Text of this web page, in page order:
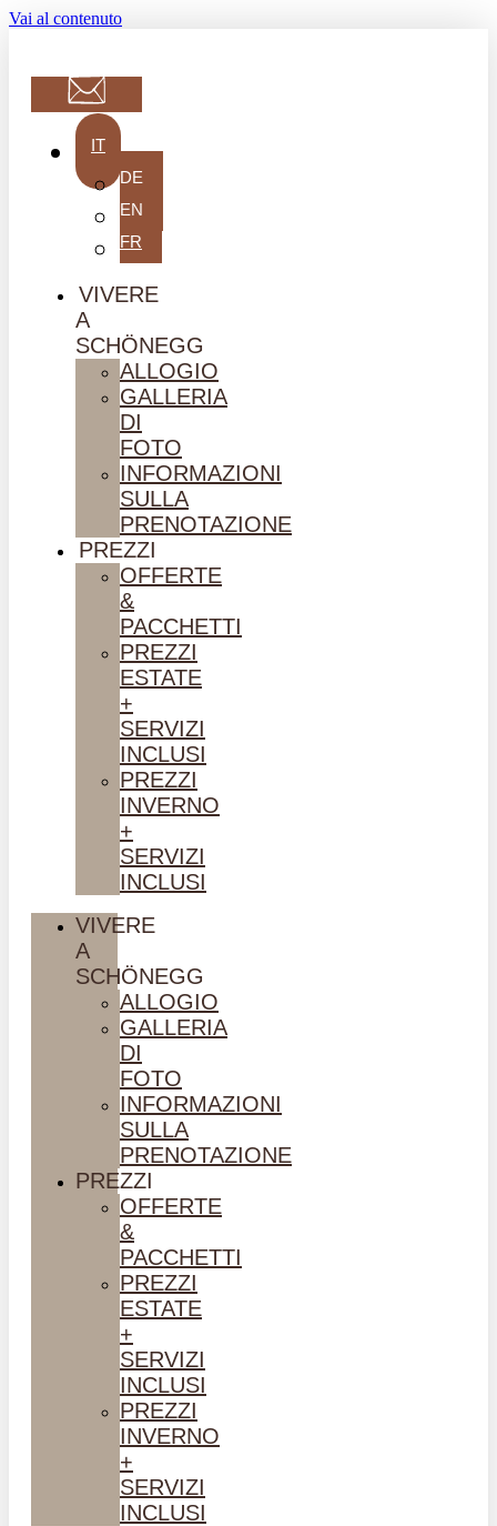
Vai al contenuto
IT
DE
EN
FR
VIVERE
A
SCHÖNEGG
ALLOGIO
GALLERIA
DI
FOTO
INFORMAZIONI
SULLA
PRENOTAZIONE
PREZZI
OFFERTE
&
PACCHETTI
PREZZI
ESTATE
+
SERVIZI
INCLUSI
PREZZI
INVERNO
+
SERVIZI
INCLUSI
VIVERE
A
SCHÖNEGG
ALLOGIO
GALLERIA
DI
FOTO
INFORMAZIONI
SULLA
PRENOTAZIONE
PREZZI
OFFERTE
&
PACCHETTI
PREZZI
ESTATE
+
SERVIZI
INCLUSI
PREZZI
INVERNO
+
SERVIZI
INCLUSI